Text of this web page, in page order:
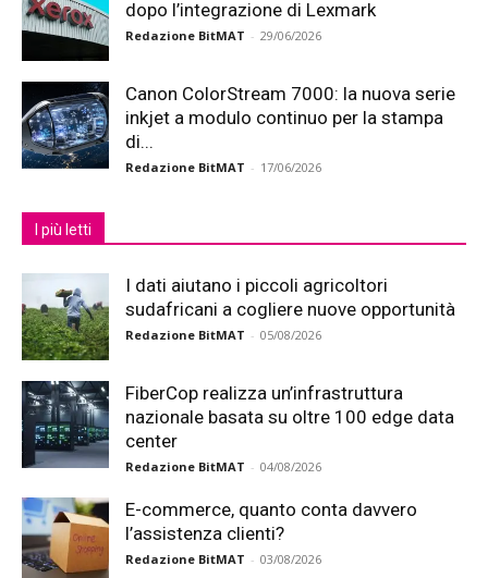
dopo l’integrazione di Lexmark
Redazione BitMAT - 29/06/2026
Canon ColorStream 7000: la nuova serie
inkjet a modulo continuo per la stampa
di...
Redazione BitMAT - 17/06/2026
I più letti
I dati aiutano i piccoli agricoltori
sudafricani a cogliere nuove opportunità
Redazione BitMAT - 05/08/2026
FiberCop realizza un’infrastruttura
nazionale basata su oltre 100 edge data
center
Redazione BitMAT - 04/08/2026
E-commerce, quanto conta davvero
l’assistenza clienti?
Redazione BitMAT - 03/08/2026